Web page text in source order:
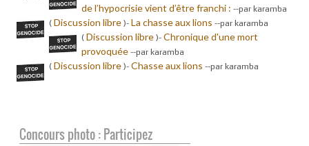
de l’hypocrisie vient d’être franchi : --par karamba
( Discussion libre )- La chasse aux lions --par karamba
( Discussion libre )- Chronique d'une mort
provoquée --par karamba
( Discussion libre )- Chasse aux lions --par karamba
Concours photo : Participez